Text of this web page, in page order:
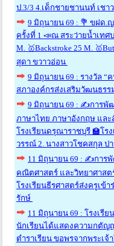
ป.3/3 4.เด็กชายชานนท์ เชา
9 มิถุนายน 69 : 💐 ขฝด.
ครั้งที่ 1 📣ณ สระว่ายน้ำเทศ
M. 🥇Backstroke 25 M.
สุดา ขวาวอ่อน
9 มิถุนายน 69 : รางวัล
สภาองค์กรส่งเสริมวัฒนธร
9 มิถุนายน 69 : ✍️การพัฒ
ภาษาไทย ภาษาอังกฤษ แล
โรงเรียนดรุณาราชบุรี 🏫โ
วรรณ์ 2. นางสาวโชคสกุล ป
11 มิถุนายน 69 : ✍️การ
คณิตศาสตร์ และวิทยาศาสต
โรงเรียนธีรศาสตร์ส่งครูเข้
รักษ์
11 มิถุนายน 69 : โรงเรี
นักเรียนได้แสดงความกตัญ
ตำราเรียน ขอพรจากพระเ